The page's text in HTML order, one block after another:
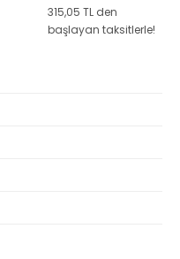
315,05 TL den
başlayan taksitlerle!